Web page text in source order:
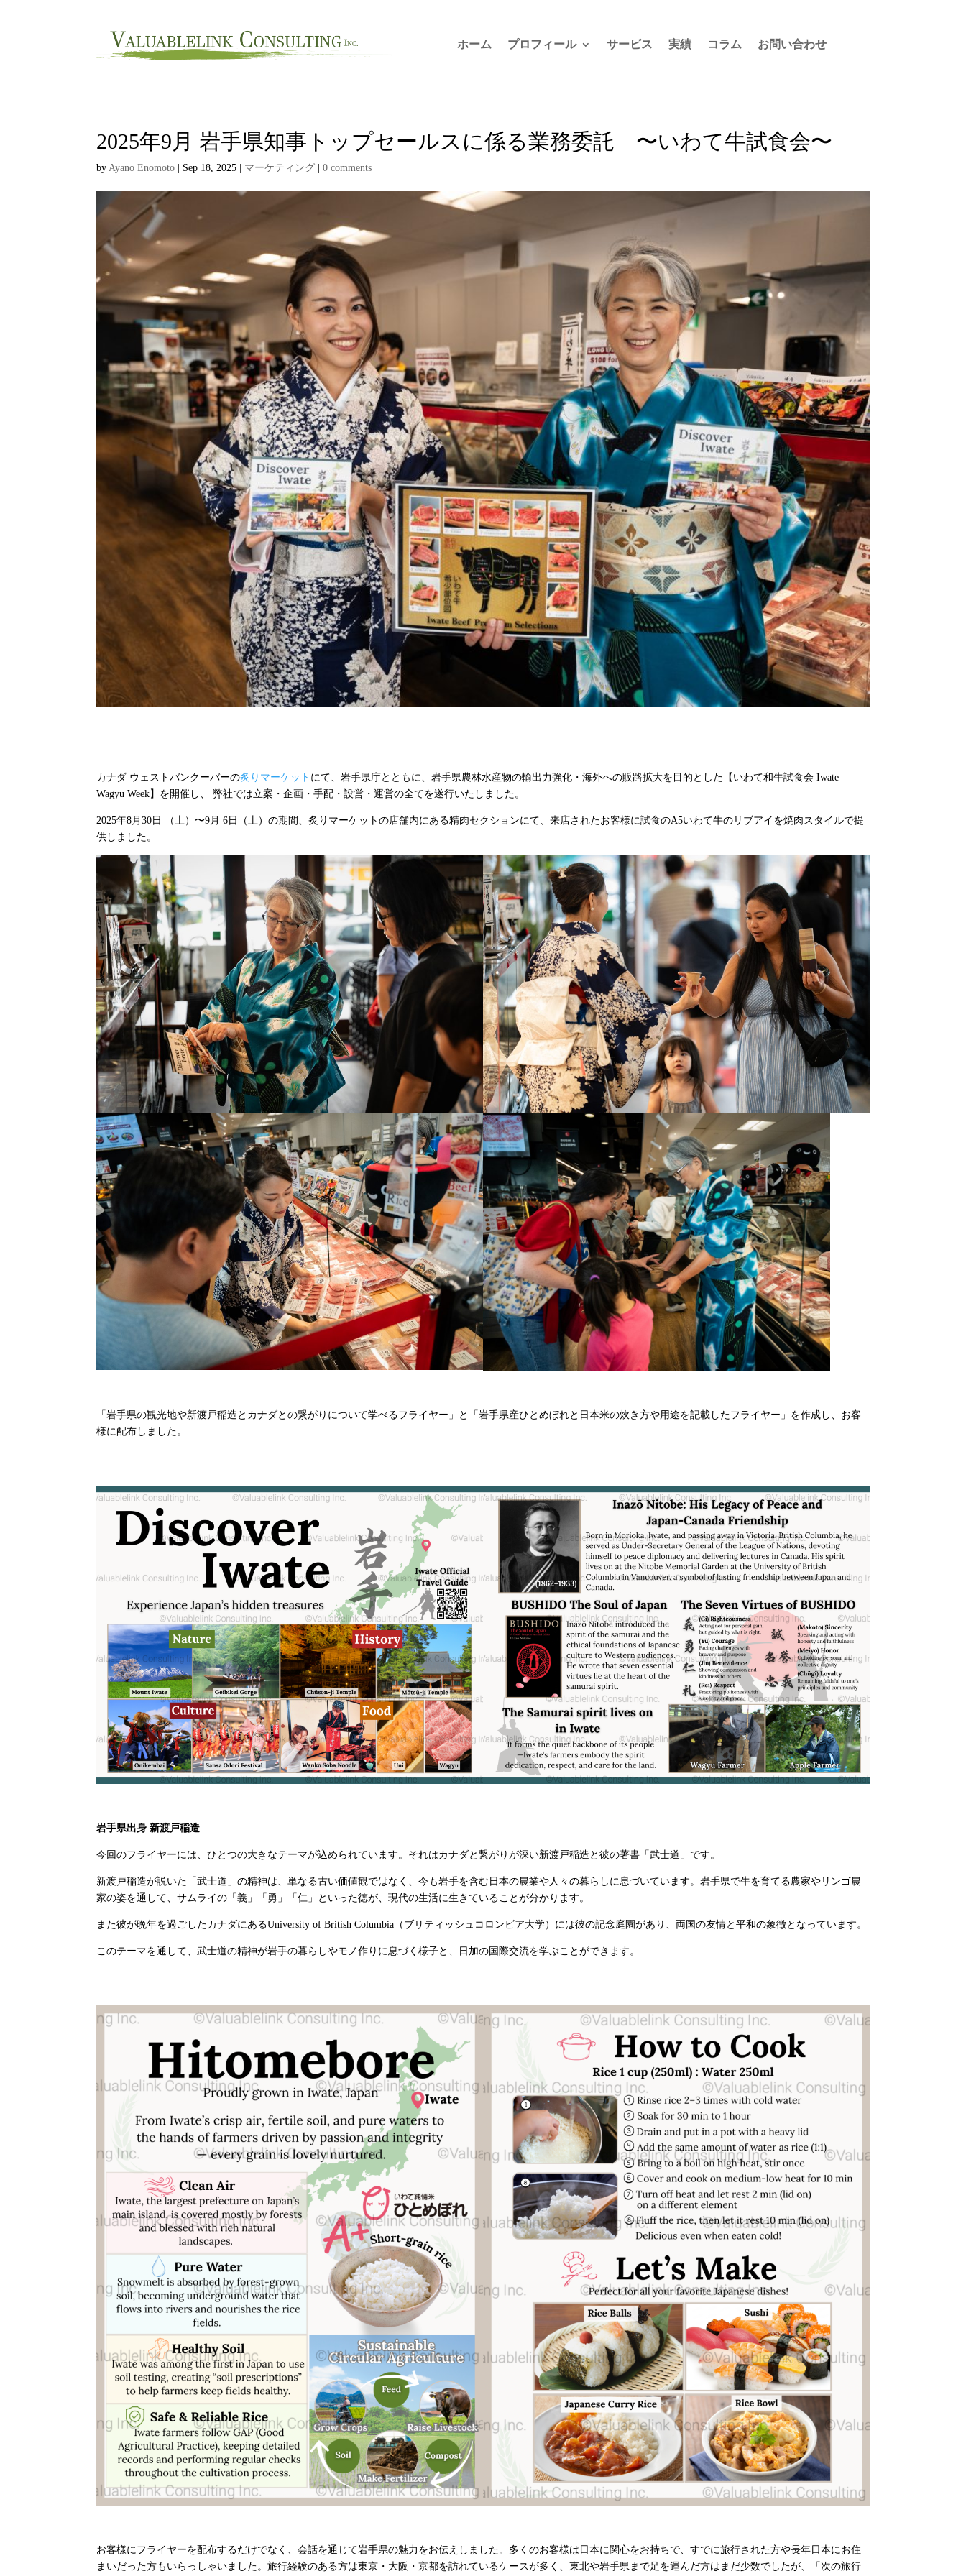
ホーム プロフィール サービス 実績 コラム お問い合わせ
2025年9月 岩手県知事トップセールスに係る業務委託 〜いわて牛試食会〜
byAyano Enomoto Sep 18, 2025 マーケティング |0 comments
カナダ ウェストバンクーバーの炙りマーケット にて、岩手県庁とともに、岩手県農林水産物の輸出力強化・海外への販路拡大を目的とした【いわて和牛試食会 Iwate
Wagyu Week】を開催し、 弊社では立案・企画・手配・設営・運営の全てを遂行いたしました。
2025年8月30日 （土）〜9月 6日（土）の期間、炙りマーケットの店舗内にある精肉セクションにて、来店されたお客様に試食のA5いわて牛のリブアイを焼肉スタイルで提
供しました。
「岩手県の観光地や新渡戸稲造とカナダとの繋がりについて学べるフライヤー」と「岩手県産ひとめぼれと日本米の炊き方や用途を記載したフライヤー」を作成し、お客
様に配布しました。
岩手県出身 新渡戸稲造
今回のフライヤーには、ひとつの大きなテーマが込められています。それはカナダと繋がりが深い新渡戸稲造と彼の著書「武士道」です。
新渡戸稲造が説いた「武士道」の精神は、単なる古い価値観ではなく、今も岩手を含む日本の農業や人々の暮らしに息づいています。岩手県で牛を育てる農家やリンゴ農
家の姿を通して、サムライの「義」「勇」「仁」といった徳が、現代の生活に生きていることが分かります。
また彼が晩年を過ごしたカナダにあるUniversity of British Columbia（ブリティッシュコロンビア大学）には彼の記念庭園があり、両国の友情と平和の象徴となっています。
このテーマを通して、武士道の精神が岩手の暮らしやモノ作りに息づく様子と、日加の国際交流を学ぶことができます。
お客様にフライヤーを配布するだけでなく、会話を通じて岩手県の魅力をお伝えしました。多くのお客様は日本に関心をお持ちで、すでに旅行された方や長年日本にお住
まいだった方もいらっしゃいました。旅行経験のある方は東京・大阪・京都を訪れているケースが多く、東北や岩手県まで足を運んだ方はまだ少数でしたが、「次の旅行